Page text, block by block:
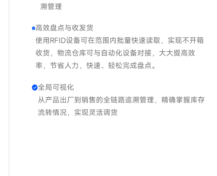
溯管理
高效盘点与收发货
使用RFID设备可在范围内批量快速读取，实现不开箱
收货，物流仓库可与自动化设备对接，大大提高效
率，节省人力，快速、轻松完成盘点。
全局可视化
从产品出厂到销售的全链路追溯管理，精确掌握库存
流转情况，实现灵活调货